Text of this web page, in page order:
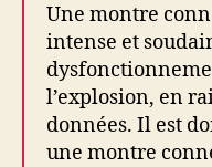
Une montre
intense et
l’explosion, en
données. Il est
une montre